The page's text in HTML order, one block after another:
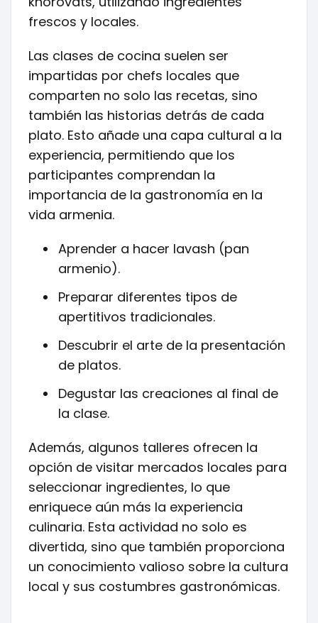
frescos y locales.
Las clases de cocina suelen ser
impartidas por chefs locales que
comparten no solo las recetas, sino
también las historias detrás de cada
plato. Esto añade una capa cultural a la
experiencia, permitiendo que los
participantes comprendan la
importancia de la gastronomía en la
vida armenia.
Aprender a hacer lavash (pan
armenio).
Preparar diferentes tipos de
apertitivos tradicionales.
Descubrir el arte de la presentación
de platos.
Degustar las creaciones al final de
la clase.
Además, algunos talleres ofrecen la
opción de visitar mercados locales para
seleccionar ingredientes, lo que
enriquece aún más la experiencia
culinaria. Esta actividad no solo es
divertida, sino que también proporciona
un conocimiento valioso sobre la cultura
local y sus costumbres gastronómicas.